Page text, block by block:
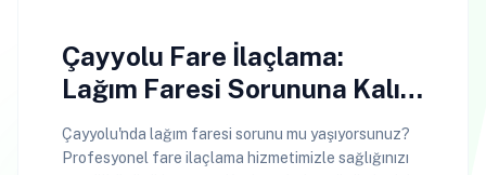
Çayyolu Fare İlaçlama:
Lağım Faresi Sorununa Kalıcı
Çözüm
Çayyolu'nda lağım faresi sorunu mu yaşıyorsunuz?
Profesyonel fare ilaçlama hizmetimizle sağlığınızı